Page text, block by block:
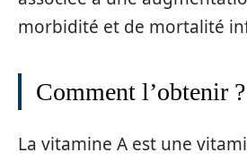
morbidité et de mortalité
Comment l’obtenir ?
La vitamine A est une